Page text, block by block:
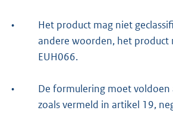
•
Het product mag niet
andere woorden, het product
EUH066.
•
De formulering moet
zoals vermeld in artikel 19,